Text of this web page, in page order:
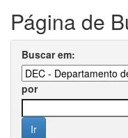
Página de
Buscar em:
por